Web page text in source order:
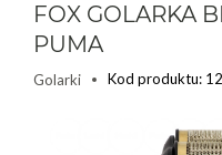
FOX GOLARKA
PUMA
Golarki Kod produktu: